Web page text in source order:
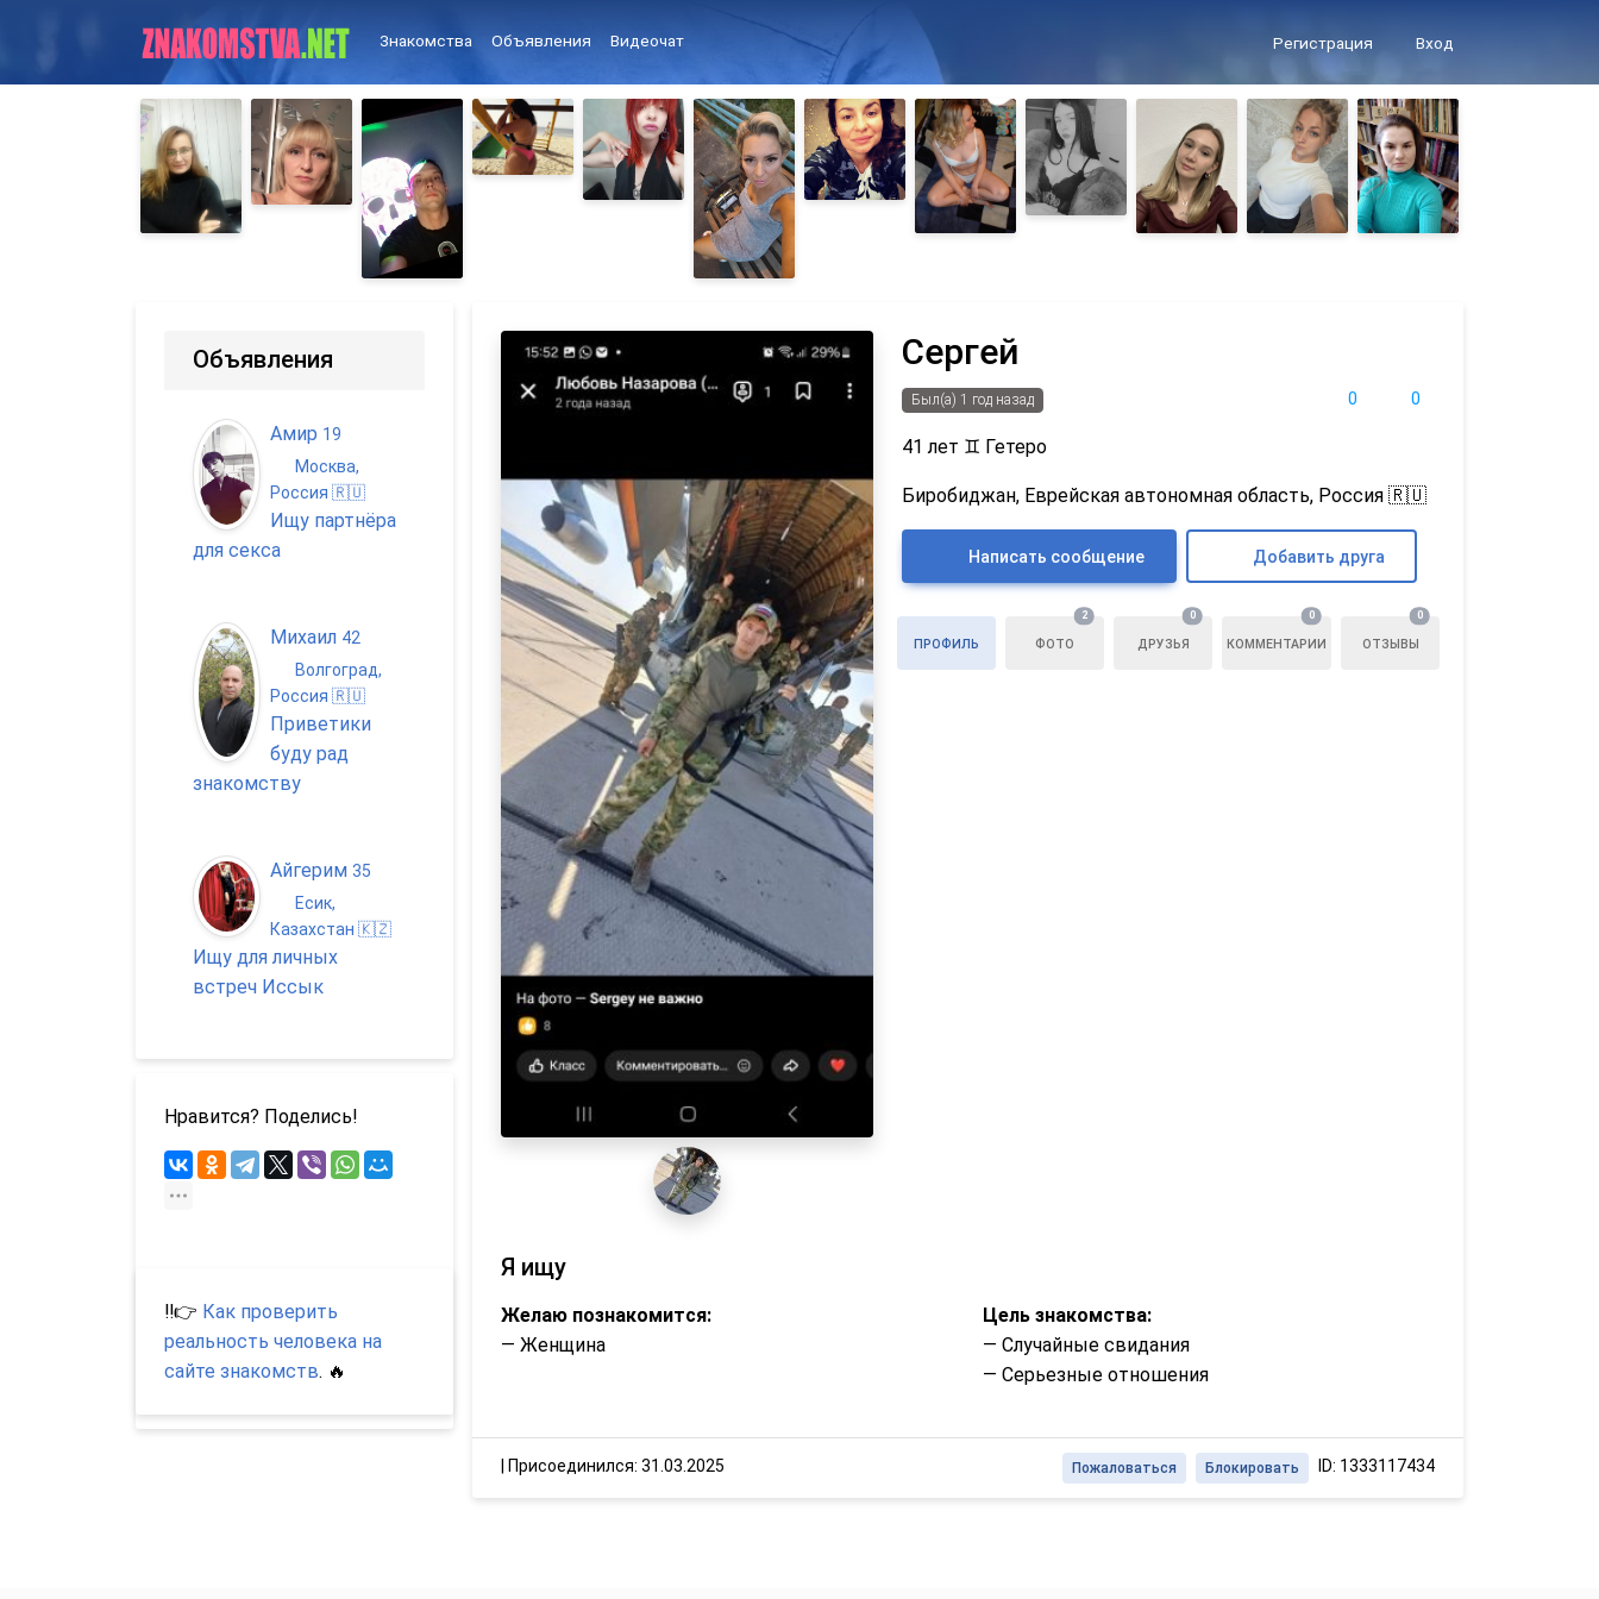
Знакомства Объявления Видеочат Регистрация Вход
Сергей
0 0
Был(а) 1 год назад
41 лет ♊ Гетеро
Биробиджан, Еврейская автономная область, Россия 🇷🇺
Написать сообщение Добавить друга
ПРОФИЛЬ ФОТО
2
ДРУЗЬЯ
0
КОММЕНТАРИИ
0
ОТЗЫВЫ
0
Я ищу
Желаю познакомится:
— Женщина
Цель знакомства:
— Случайные свидания
— Серьезные отношения
Присоединился: 31.03.2025 ID: 1333117434
Блокировать
Пожаловаться
Объявления
Амир 19
Москва,
Россия 🇷🇺
Ищу партнёра
для секса
Михаил 42
Волгоград,
Россия 🇷🇺
Приветики
буду рад
знакомству
Айгерим 35
Есик,
Казахстан 🇰🇿
Ищу для личных
встреч Иссык
Нравится? Поделись!
‼️👉 Как проверить
реальность человека на
сайте знакомств. 🔥